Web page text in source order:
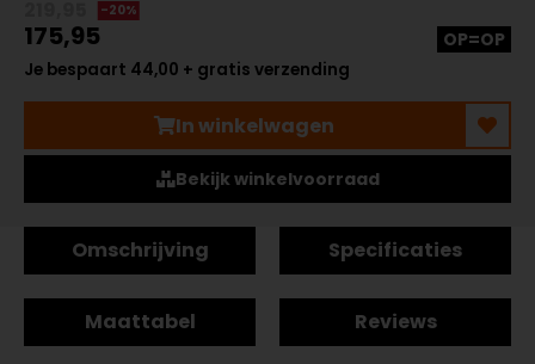
-20%
175,95
Je bespaart 44,00 + gratis verzending
OP=OP
In winkelwagen
Bekijk winkelvoorraad
Omschrijving Specificaties
Maattabel Reviews